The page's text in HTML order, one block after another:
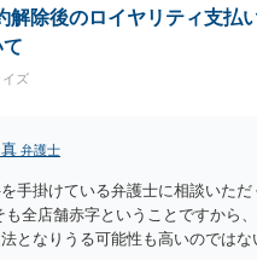
です。
解除後のロイヤリティ支払
イズ
弁護士
手掛けている弁護士に相談いただ
も全店舗赤字ということですから
となりうる可能性も高いのでは